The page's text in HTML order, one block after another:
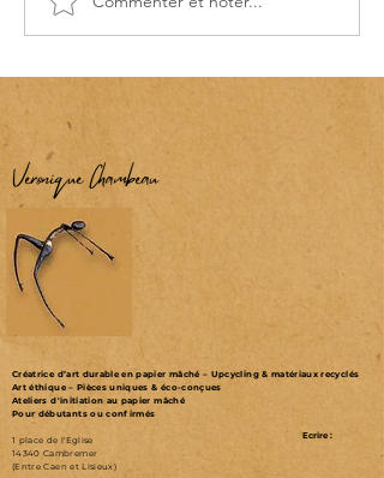
la clé
Véronique Chambeau
Créatrice d’art durable en papier mâché – Upcycling & matériaux recyclés
Art éthique – Pièces uniques & éco-conçues
Ateliers d'initiation au papier mâché
Pour débutants ou confirmés
1 place de l'Eglise
14340 Cambremer
(Entre Caen et Lisieux)
Ecrire :